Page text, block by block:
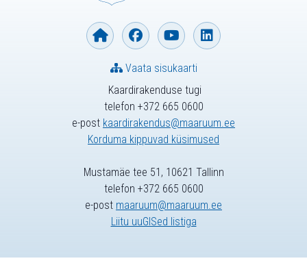
Kaardirakenduse tugi
telefon +372 665 0600
e-post kaardirakendus@maaruum.ee
Korduma kippuvad küsimused
Vaata sisukaarti
Mustamäe tee 51, 10621 Tallinn
telefon +372 665 0600
e-post maaruum@maaruum.ee
Liitu uuGISed listiga